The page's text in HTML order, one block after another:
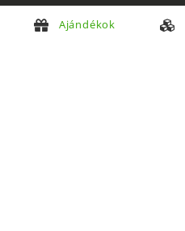
Ajándékok